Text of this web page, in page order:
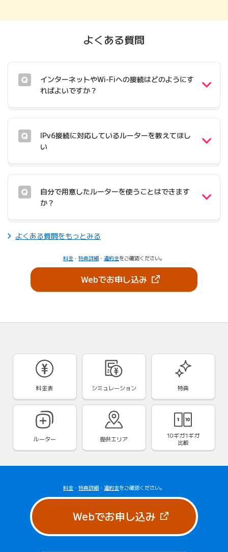
よくある質問
インターネットやWi-Fiへの接続はどのようにす
ればよいですか？
IPv6接続に対応しているルーターを教えてほし
い
自分で用意したルーターを使うことはできます
か？
よくある質問をもっとみる
料金 ・ 特典詳細 ・ 違約金をご確認ください。
Webでお申し込み（新しいタブで開き
料金表 シミュレーション 特典
ルーター 提供エリア
10ギガ1ギガ
比較
料金 ・ 特典詳細 ・ 違約金をご確認ください。
Webでお申し込み（新しいタブ